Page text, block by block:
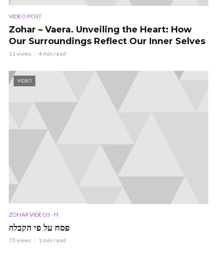
VIDEO POST
Zohar – Vaera. Unveiling the Heart: How
Our Surroundings Reflect Our Inner Selves
11 views 4 min read
VIDEO
ZOHAR VIDEOS - H
פסח על פי הקבלה
73 views 1 min read